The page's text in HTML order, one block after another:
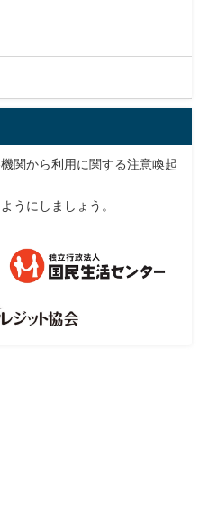
関から利用に関する注意喚起
うにしましょう。